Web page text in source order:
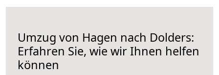
Umzug von Hagen nach Dolders:
Erfahren Sie, wie wir Ihnen helfen
können